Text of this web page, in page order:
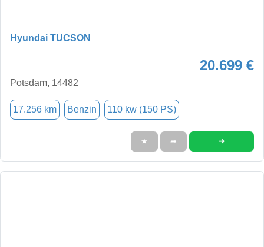
Hyundai TUCSON
20.699 €
Potsdam, 14482
17.256 km Benzin 110 kw (150 PS)
★ ➦ ➜